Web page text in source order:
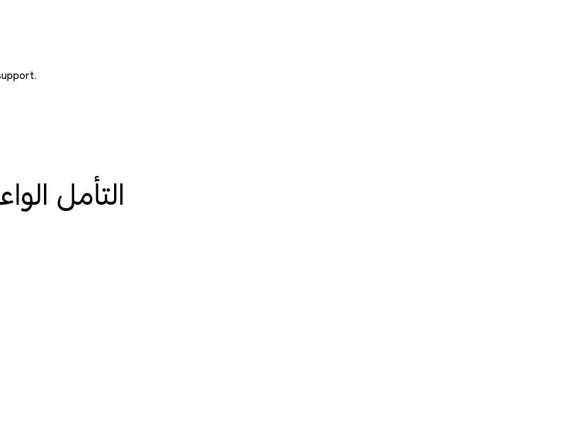
التأمل